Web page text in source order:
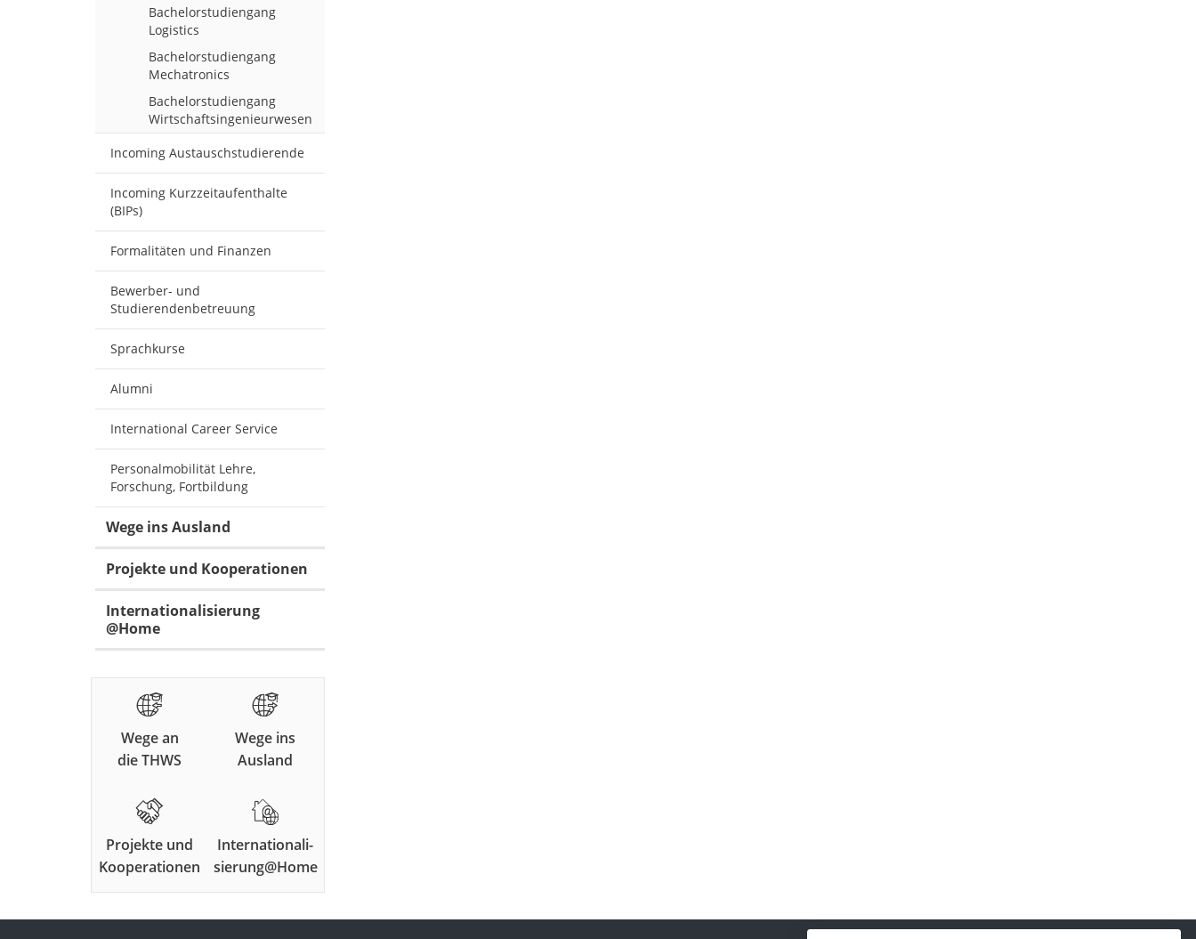
Bachelorstudiengang
Logistics
Bachelorstudiengang
Mechatronics
Bachelorstudiengang
Wirtschaftsingenieurwesen
Incoming Austauschstudierende
Incoming Kurzzeitaufenthalte
(BIPs)
Formalitäten und Finanzen
Bewerber- und
Studierendenbetreuung
Sprachkurse
Alumni
International Career Service
Personalmobilität Lehre,
Forschung, Fortbildung
Wege ins Ausland
Projekte und Kooperationen
Internationalisierung
@Home
Wege an
die THWS
Wege ins
Ausland
Projekte und
Kooperationen
Internationali-
sierung@Home